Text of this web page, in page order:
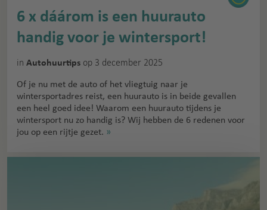
6 x dáárom is een huurauto
handig voor je wintersport!
in Autohuurtips op 3 december 2025
Of je nu met de auto of het vliegtuig naar je
wintersportadres reist, een huurauto is in beide gevallen
een heel goed idee! Waarom een huurauto tijdens je
wintersport nu zo handig is? Wij hebben de 6 redenen voor
jou op een rijtje gezet. »